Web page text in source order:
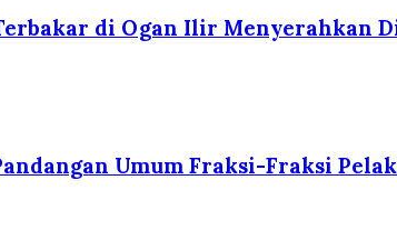
di Ogan Ilir Menyerahkan
Umum Fraksi-Fraksi